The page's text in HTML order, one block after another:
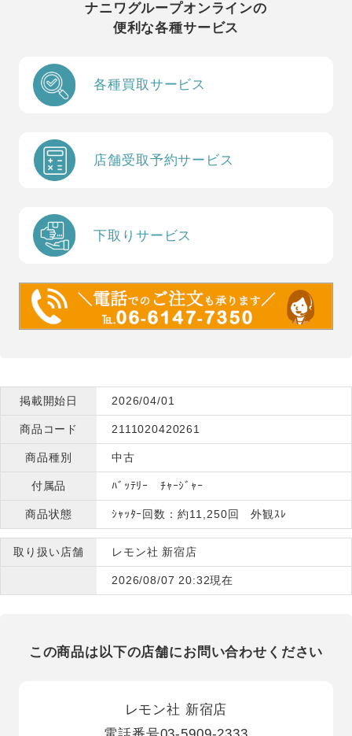
ナニワグループオンラインの
便利な各種サービス
各種買取サービス
店舗受取予約サービス
下取りサービス
掲載開始日 2026/04/01
商品コード 2111020420261
商品種別 中古
付属品 ﾊﾞｯﾃﾘｰ ﾁｬｰｼﾞｬｰ
商品状態 ｼｬｯﾀｰ回数：約11,250回 外観ｽﾚ
取り扱い店舗 レモン社 新宿店
2026/08/07 20:32現在
この商品は以下の店舗にお問い合わせください
レモン社 新宿店